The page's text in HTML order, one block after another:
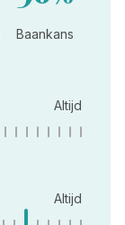
Baankans
Altijd
Altijd